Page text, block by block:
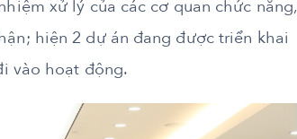
xử lý của các cơ quan chức năng,
hiện 2 dự án đang được triển khai
vào hoạt động.